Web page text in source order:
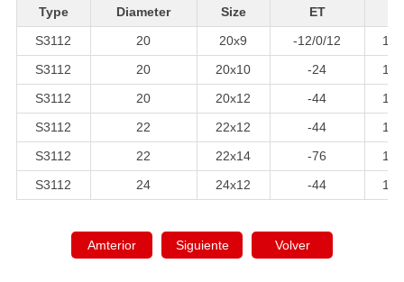
Type Diameter Size ET
S3112
20 20x9 -12/0/12
S3112
20 20x10 -24
S3112
20 20x12 -44
S3112
22 22x12 -44
S3112
22 22x14 -76
S3112
24 24x12 -44
Amterior Siguiente Volver